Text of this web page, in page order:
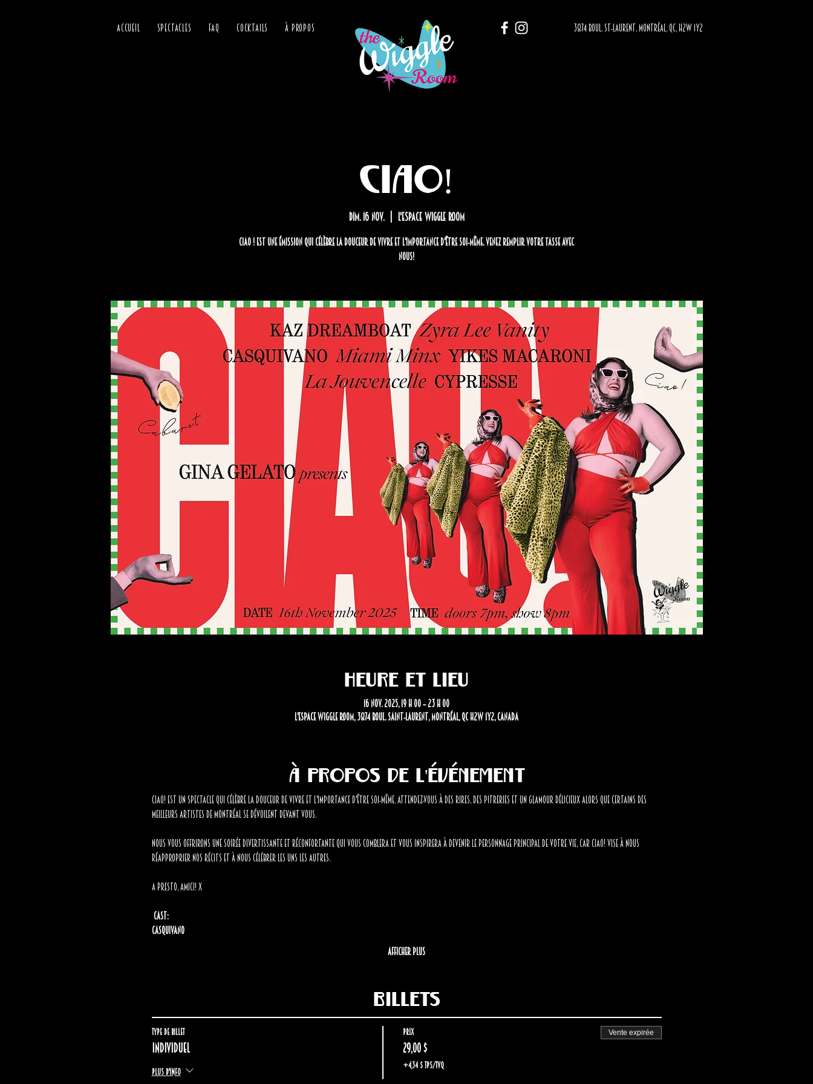
ACCUEIL SPECTACLES FAQ COCKTAILS À PROPOS 3874 BOUL. ST-LAURENT, MONTRÉAL, QC, H2W 1Y2
CIAO!
dim. 16 nov.
  |
L'Espace Wiggle Room
CIAO ! est une émission qui célèbre la douceur de vivre et l'importance d'être soi-même. Venez remplir votre tasse avec
nous!
Heure et lieu
16 nov. 2025, 19 h 00 – 23 h 00
L'Espace Wiggle Room, 3874 Boul. Saint-Laurent, Montréal, QC H2W 1Y2, Canada
À propos de l'événement
CIAO! est un spectacle qui célèbre la douceur de vivre et l'importance d'être soi-même. Attendez-vous à des rires, des pitreries et un glamour délicieux alors que certains des
meilleurs artistes de Montréal se dévoilent devant vous.
Nous vous offrirons une soirée divertissante et réconfortante qui vous comblera et vous inspirera à devenir le personnage principal de votre vie, car CIAO! vise à nous
réapproprier nos récits et à nous célébrer les uns les autres.
A presto, amici! x
Cast:
Casquivano
Afficher plus
Billets
Type de billet
Individuel
Plus d'info
Prix
29,00 $
+4,34 $ TPS/TVQ
Vente expirée